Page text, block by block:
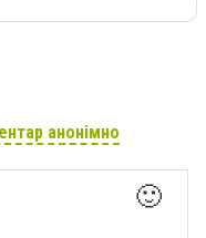
анонімно
🙂